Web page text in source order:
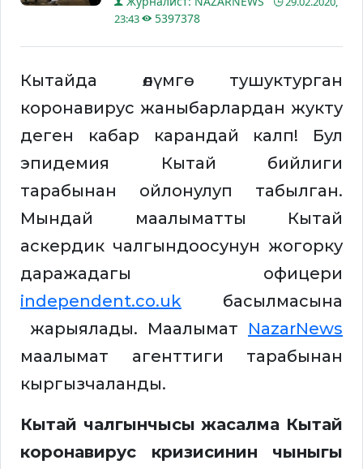
23:43
5397378
Кытайда өлүмгө тушуктурган
коронавирус жаныбарлардан жукту
деген кабар карандай калп! Бул
эпидемия Кытай бийлиги
тарабынан ойлонулуп табылган.
Мындай маалыматты Кытай
аскердик чалгындоосунун жогорку
даражадагы офицери
independent.co.uk басылмасына
жарыялады. Маалымат NazarNews
маалымат агенттиги тарабынан
кыргызчаланды.
Кытай чалгынчысы жасалма Кытай
коронавирус кризисинин чыныгы